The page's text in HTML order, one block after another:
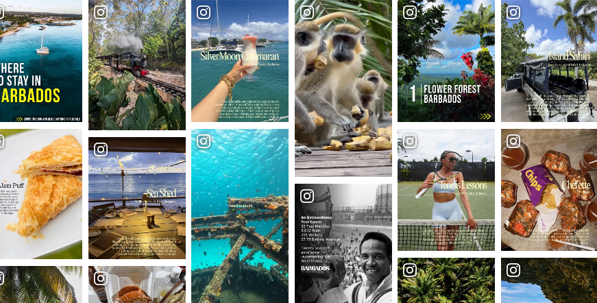
Hochzeit liefert
Hochzeitsorte
Hochzeitsplaner
Barbados Food Trucks
Straßenessen
Lokale Küche
Vornehmes Speisen
Casual Dining
Bars und Rum Shops
UNESCO - Weltkulturerbe
Historische Architektur
Bibliotheken und Museen
Parks und Sehenswürdigkeiten
UNESCO-Wandertouren und Reiseführer
Bridgetown Cruise Terminal
Kulinarische Erlebnisse